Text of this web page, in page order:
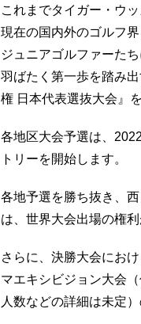
これまでタイガー・ウ
現在の国内外のゴルフ
ジュニアゴルファーた
羽ばたく第一歩を踏み
権 日本代表選抜大会』
各地区大会予選は、
トリーを開始します。
各地予選を勝ち抜き、
は、世界大会出場の権利
さらに、決勝大会にお
マエキシビジョン大会
人数などの詳細は未定